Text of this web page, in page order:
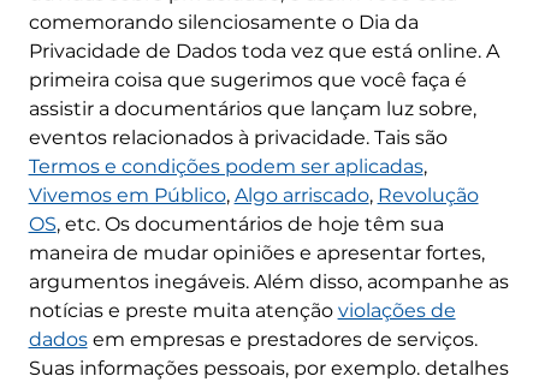
comemorando silenciosamente o Dia da
Privacidade de Dados toda vez que está online. A
primeira coisa que sugerimos que você faça é
assistir a documentários que lançam luz sobre,
eventos relacionados à privacidade. Tais são
Termos e condições podem ser aplicadas,
Vivemos em Público, Algo arriscado, Revolução
OS, etc. Os documentários de hoje têm sua
maneira de mudar opiniões e apresentar fortes,
argumentos inegáveis. Além disso, acompanhe as
notícias e preste muita atenção violações de
dadosem empresas e prestadores de serviços.
Suas informações pessoais, por exemplo. detalhes